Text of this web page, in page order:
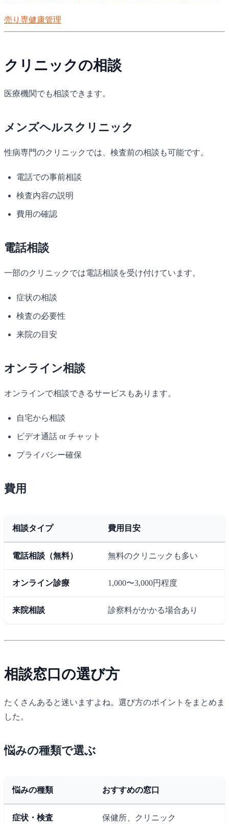
自分とお客様を守るための完全ガイド。
売り専健康管理
クリニックの相談
医療機関でも相談できます。
メンズヘルスクリニック
性病専門のクリニックでは、検査前の相談も可能です。
電話での事前相談
検査内容の説明
費用の確認
電話相談
一部のクリニックでは電話相談を受け付けています。
症状の相談
検査の必要性
来院の目安
オンライン相談
オンラインで相談できるサービスもあります。
自宅から相談
ビデオ通話 or チャット
プライバシー確保
費用
相談タイプ 費用目安
電話相談（無料） 無料のクリニックも多い
オンライン診療 1,000〜3,000円程度
来院相談 診察料がかかる場合あり
相談窓口の選び方
たくさんあると迷いますよね。選び方のポイントをまとめま
した。
悩みの種類で選ぶ
悩みの種類 おすすめの窓口
症状・検査 保健所、クリニック